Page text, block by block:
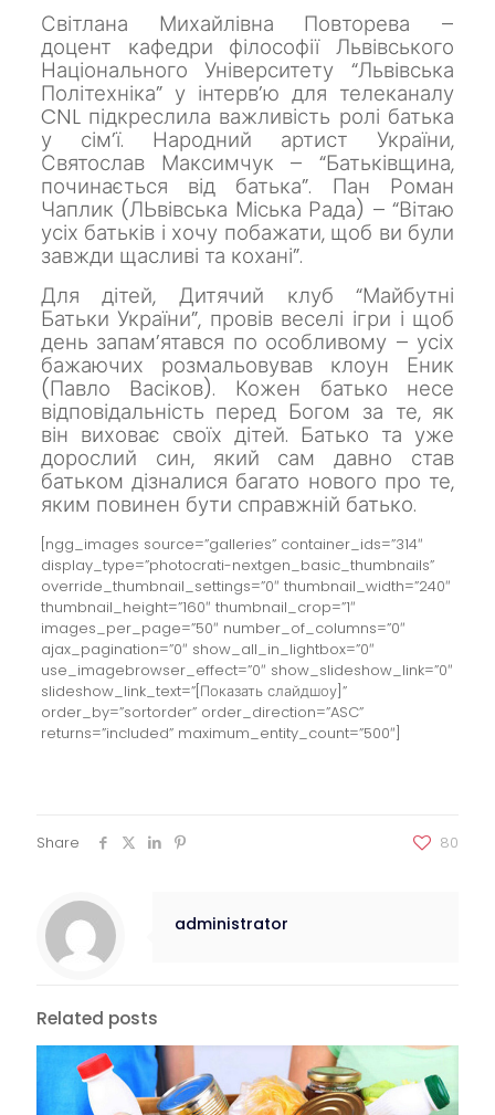
Світлана Михайлівна Повторева –
доцент кафедри філософії Львівського
Національного Університету “Львівська
Політехніка” у інтерв’ю для телеканалу
CNL підкреслила важливість ролі батька
у сім’ї. Народний артист України,
Святослав Максимчук – “Батьківщина,
починається від батька”. Пан Роман
Чаплик (ЛЬвівська Міська Рада) – “Вітаю
усіх батьків і хочу побажати, щоб ви були
завжди щасливі та кохані”.
Для дітей, Дитячий клуб “Майбутні
Батьки України”, провів веселі ігри і щоб
день запам’ятався по особливому – усіх
бажаючих розмальовував клоун Еник
(Павло Васіков). Кожен батько несе
відповідальність перед Богом за те, як
він виховає своїх дітей. Батько та уже
дорослий син, який сам давно став
батьком дізналися багато нового про те,
яким повинен бути справжній батько.
[ngg_images source=”galleries” container_ids=”314″
display_type=”photocrati-nextgen_basic_thumbnails”
override_thumbnail_settings=”0″ thumbnail_width=”240″
thumbnail_height=”160″ thumbnail_crop=”1″
images_per_page=”50″ number_of_columns=”0″
ajax_pagination=”0″ show_all_in_lightbox=”0″
use_imagebrowser_effect=”0″ show_slideshow_link=”0″
slideshow_link_text=”[Показать слайдшоу]”
order_by=”sortorder” order_direction=”ASC”
returns=”included” maximum_entity_count=”500″]
Share 80
administrator
Related posts